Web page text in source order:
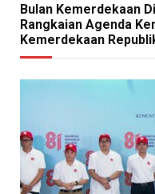
Bulan Kemerdekaan
Rangkaian Agenda
Kemerdekaan